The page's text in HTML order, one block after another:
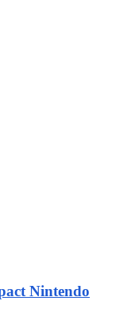
Nintendo